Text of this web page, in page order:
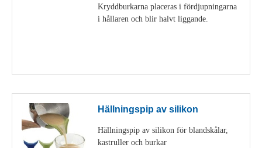
Kryddburkarna placeras i fördjupningarna
i hållaren och blir halvt liggande.
Hällningspip av silikon
Hällningspip av silikon för blandskålar,
kastruller och burkar